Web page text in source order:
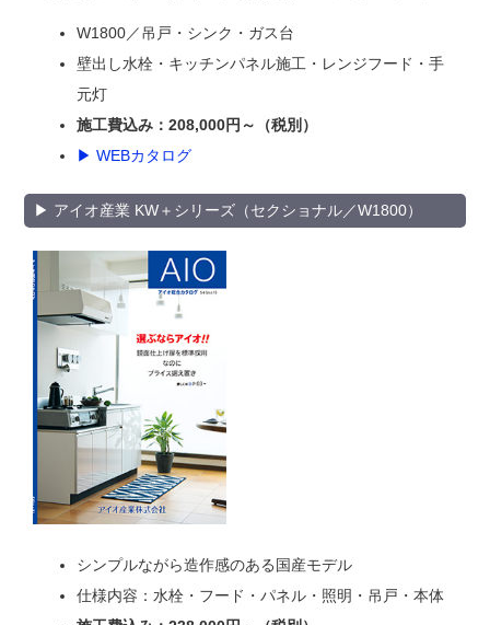
W1800／吊戸・シンク・ガス台
壁出し水栓・キッチンパネル施工・レンジフード・手
元灯
施工費込み：208,000円～（税別）
▶ WEBカタログ
▶ アイオ産業 KW＋シリーズ（セクショナル／W1800）
シンプルながら造作感のある国産モデル
仕様内容：水栓・フード・パネル・照明・吊戸・本体